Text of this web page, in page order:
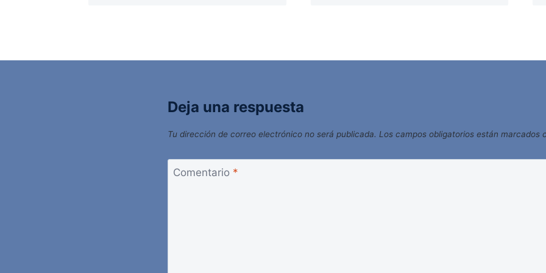
Deja una respuesta
Tu dirección de correo electrónico no será publicada. Los campos obligatorios están marcados
Comentario *